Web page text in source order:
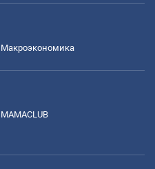
Mакроэкономика
MAMACLUB